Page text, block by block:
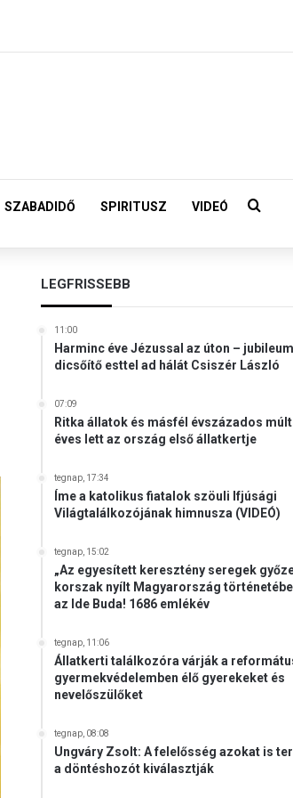
SZABADIDŐ SPIRITUSZ VIDEÓ
LEGFRISSEBB
11:00
Harminc éve Jézussal az úton –
dicsőítő esttel ad hálát Csiszér László
07:09
Ritka állatok és másfél évszázados
éves lett az ország első állatkertje
tegnap, 17:34
Íme a katolikus fiatalok szöuli Ifjúsági
Világtalálkozójának himnusza (VIDEÓ)
tegnap, 15:02
„Az egyesített keresztény seregek
korszak nyílt Magyarország
az Ide Buda! 1686 emlékév
tegnap, 11:06
Állatkerti találkozóra várják a
gyermekvédelemben élő gyerekeket és
nevelőszülőket
tegnap, 08:08
Ungváry Zsolt: A felelősség azokat is
a döntéshozót kiválasztják